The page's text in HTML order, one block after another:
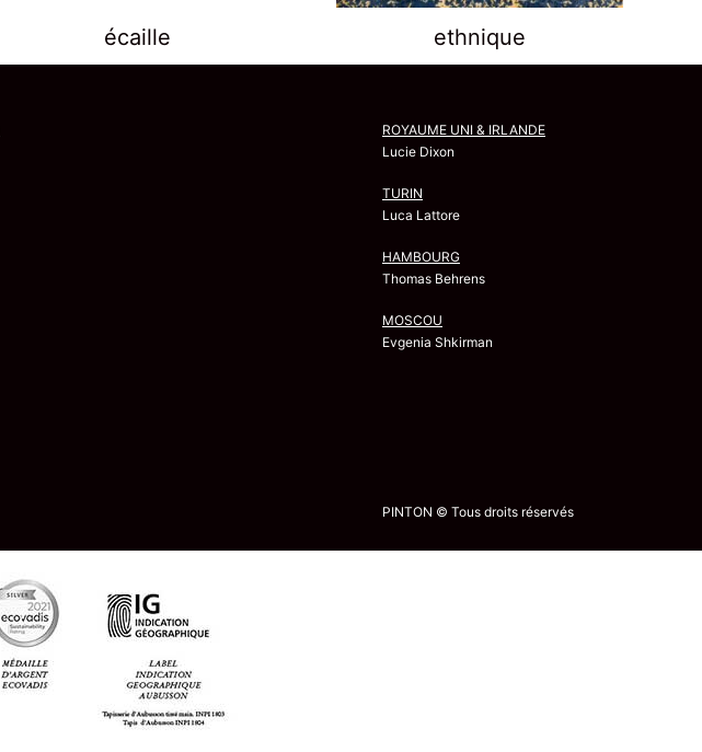
écaille ethnique
ROYAUME UNI & IRLANDE
Lucie Dixon
TURIN
Luca Lattore
HAMBOURG
Thomas Behrens
MOSCOU
Evgenia Shkirman
PINTON © Tous droits réservés